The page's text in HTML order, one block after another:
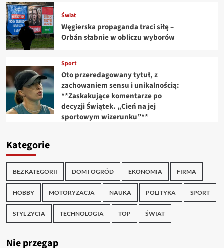
Świat
Węgierska propaganda traci siłę –
Orbán słabnie w obliczu wyborów
Sport
Oto przeredagowany tytuł, z
zachowaniem sensu i unikalnością:
**Zaskakujące komentarze po
decyzji Świątek. „Cień na jej
sportowym wizerunku”**
Kategorie
BEZ KATEGORII DOM I OGRÓD EKONOMIA FIRMA
HOBBY MOTORYZACJA NAUKA POLITYKA SPORT
STYL ŻYCIA TECHNOLOGIA TOP ŚWIAT
Nie przegap